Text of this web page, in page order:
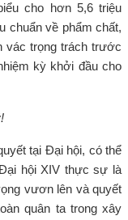
cho hơn 5,6 triệu
chuẩn về phẩm chất,
vác trọng trách trước
kỳ khởi đầu cho
tại Đại hội, có thể
hội XIV thực sự là
vươn lên và quyết
quân ta trong xây